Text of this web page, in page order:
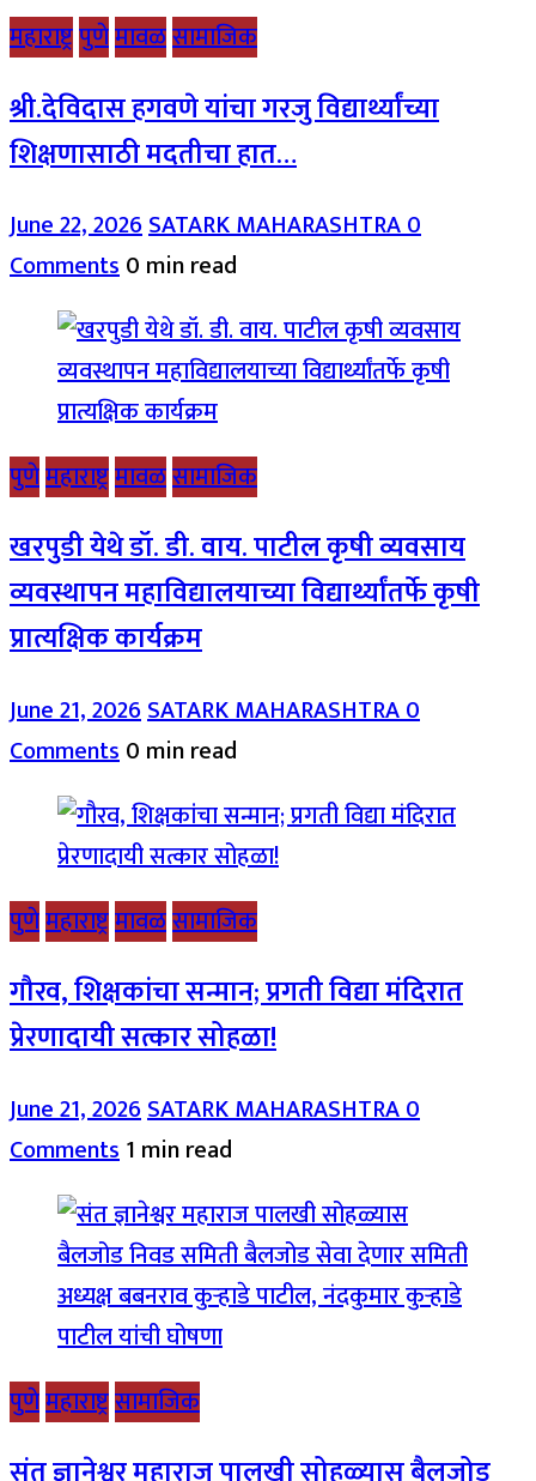
महाराष्ट्रपुणेमावळसामाजिक
श्री.देविदास हगवणे यांचा गरजु विद्यार्थ्यांच्या
शिक्षणासाठी मदतीचा हात…
June 22, 2026SATARK MAHARASHTRA0
Comments0 min read
पुणेमहाराष्ट्रमावळसामाजिक
खरपुडी येथे डॉ. डी. वाय. पाटील कृषी व्यवसाय
व्यवस्थापन महाविद्यालयाच्या विद्यार्थ्यांतर्फे कृषी
प्रात्यक्षिक कार्यक्रम
June 21, 2026SATARK MAHARASHTRA0
Comments0 min read
पुणेमहाराष्ट्रमावळसामाजिक
गौरव, शिक्षकांचा सन्मान; प्रगती विद्या मंदिरात
प्रेरणादायी सत्कार सोहळा!
June 21, 2026SATARK MAHARASHTRA0
Comments1 min read
पुणेमहाराष्ट्रसामाजिक